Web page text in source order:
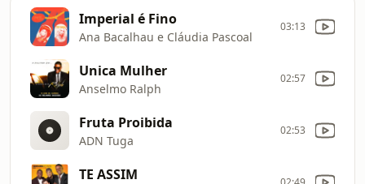
Imperial é Fino
Ana Bacalhau e Cláudia Pascoal
03:13
Unica Mulher
Anselmo Ralph
02:57
Fruta Proibida
ADN Tuga
02:53
TE ASSIM